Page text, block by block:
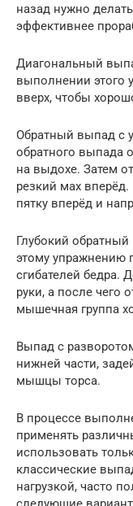
назад нужно
эффективнее
Диагональный
выполнении этого
вверх, чтобы
Обратный выпад с
обратного выпада
на выдохе. Затем
резкий мах
пятку вперёд и
Глубокий
этому упражнению
сгибателей бедра.
руки, а после чего
мышечная группа
Выпад с
нижней части,
мышцы торса.
В процессе
применять
использовать
классические
нагрузкой, часто